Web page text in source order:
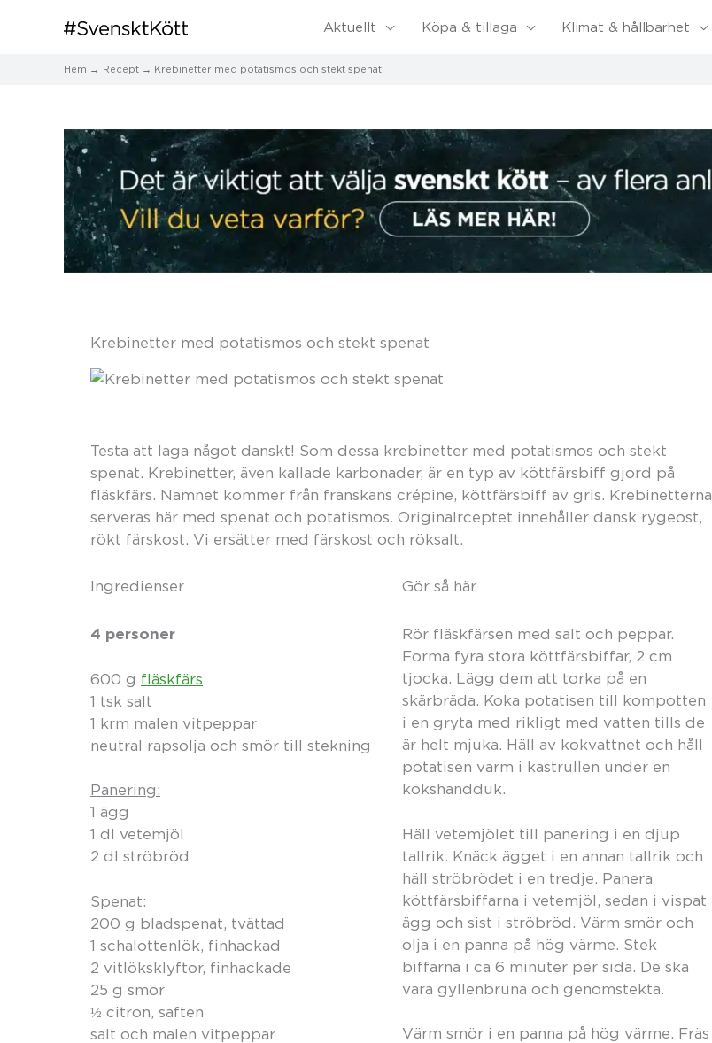
Aktuellt Köpa & tillaga Klimat & hållbarhet
Hem Recept Krebinetter med potatismos och stekt spenat
Krebinetter med potatismos och stekt spenat
Testa att laga något danskt! Som dessa krebinetter med potatismos och stekt
spenat. Krebinetter, även kallade karbonader, är en typ av köttfärsbiff gjord på
fläskfärs. Namnet kommer från franskans crépine, köttfärsbiff av gris. Krebinetterna
serveras här med spenat och potatismos. Originalrceptet innehåller dansk rygeost,
rökt färskost. Vi ersätter med färskost och röksalt.
Ingredienser
4 personer
600 g fläskfärs
1 tsk salt
1 krm malen vitpeppar
neutral rapsolja och smör till stekning
Panering:
1 ägg
1 dl vetemjöl
2 dl ströbröd
Spenat:
200 g bladspenat, tvättad
1 schalottenlök, finhackad
2 vitlöksklyftor, finhackade
25 g smör
½ citron, saften
salt och malen vitpeppar
Gör så här
Rör fläskfärsen med salt och peppar.
Forma fyra stora köttfärsbiffar, 2 cm
tjocka. Lägg dem att torka på en
skärbräda. Koka potatisen till kompotten
i en gryta med rikligt med vatten tills de
är helt mjuka. Häll av kokvattnet och håll
potatisen varm i kastrullen under en
kökshandduk.
Häll vetemjölet till panering i en djup
tallrik. Knäck ägget i en annan tallrik och
häll ströbrödet i en tredje. Panera
köttfärsbiffarna i vetemjöl, sedan i vispat
ägg och sist i ströbröd. Värm smör och
olja i en panna på hög värme. Stek
biffarna i ca 6 minuter per sida. De ska
vara gyllenbruna och genomstekta.
Värm smör i en panna på hög värme. Fräs